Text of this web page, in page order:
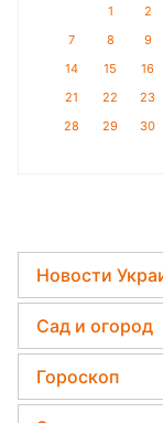
1 2
7
8 9
14
15 16
21
22 23
28
29 30
Новости
Телеграм
Пенсии в
Мобилизация
Сад и огород
Садовод
против
Гороскоп